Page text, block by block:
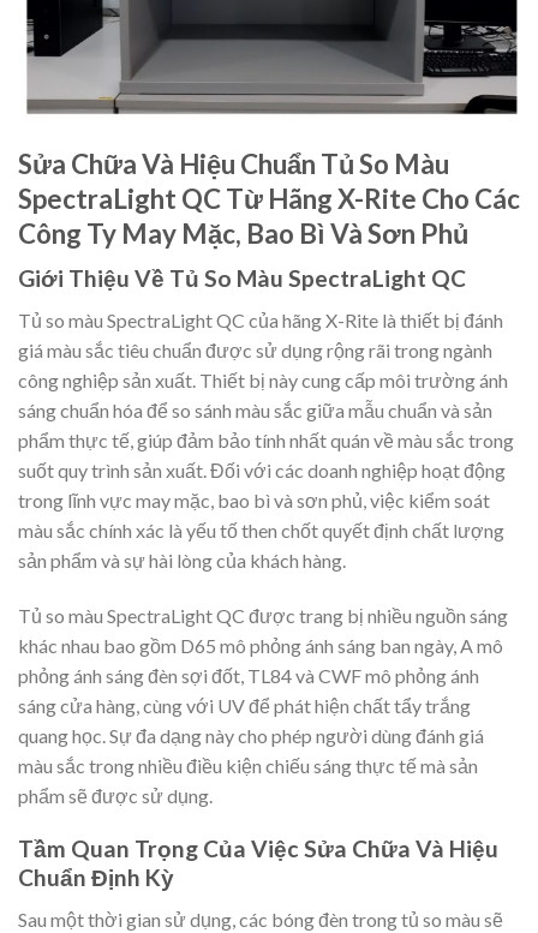
Sửa Chữa Và Hiệu Chuẩn Tủ So Màu
SpectraLight QC Từ Hãng X-Rite Cho Các
Công Ty May Mặc, Bao Bì Và Sơn Phủ
Giới Thiệu Về Tủ So Màu SpectraLight QC
Tủ so màu SpectraLight QC của hãng X-Rite là thiết bị đánh
giá màu sắc tiêu chuẩn được sử dụng rộng rãi trong ngành
công nghiệp sản xuất. Thiết bị này cung cấp môi trường ánh
sáng chuẩn hóa để so sánh màu sắc giữa mẫu chuẩn và sản
phẩm thực tế, giúp đảm bảo tính nhất quán về màu sắc trong
suốt quy trình sản xuất. Đối với các doanh nghiệp hoạt động
trong lĩnh vực may mặc, bao bì và sơn phủ, việc kiểm soát
màu sắc chính xác là yếu tố then chốt quyết định chất lượng
sản phẩm và sự hài lòng của khách hàng.
Tủ so màu SpectraLight QC được trang bị nhiều nguồn sáng
khác nhau bao gồm D65 mô phỏng ánh sáng ban ngày, A mô
phỏng ánh sáng đèn sợi đốt, TL84 và CWF mô phỏng ánh
sáng cửa hàng, cùng với UV để phát hiện chất tẩy trắng
quang học. Sự đa dạng này cho phép người dùng đánh giá
màu sắc trong nhiều điều kiện chiếu sáng thực tế mà sản
phẩm sẽ được sử dụng.
Tầm Quan Trọng Của Việc Sửa Chữa Và Hiệu
Chuẩn Định Kỳ
Sau một thời gian sử dụng, các bóng đèn trong tủ so màu sẽ